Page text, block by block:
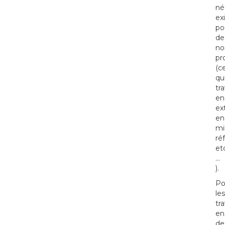
de
en
en
...
).
les
en